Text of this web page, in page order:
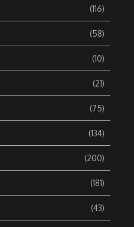
(116)
(58)
(10)
(21)
(75)
(134)
(200)
(181)
(43)